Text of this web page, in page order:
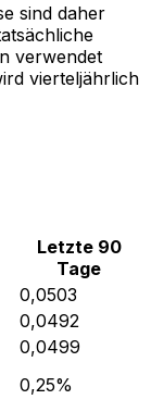
sind daher
verwendet
vierteljährlich
Letzte 90
Tage
0,0503
0,0492
0,0499
0,25%